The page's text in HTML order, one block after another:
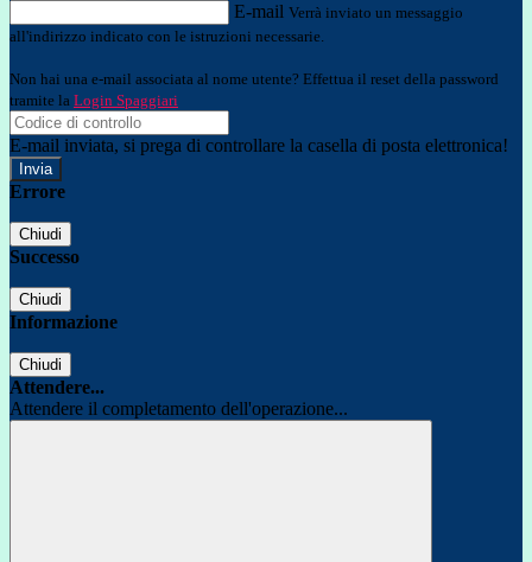
E-mail Verrà inviato un messaggio
all'indirizzo indicato con le istruzioni necessarie.
Non hai una e-mail associata al nome utente? Effettua il reset della password
tramite la Login Spaggiari
E-mail inviata, si prega di controllare la casella di posta elettronica!
Errore
Chiudi
Successo
Chiudi
Informazione
Chiudi
Attendere...
Attendere il completamento dell'operazione...